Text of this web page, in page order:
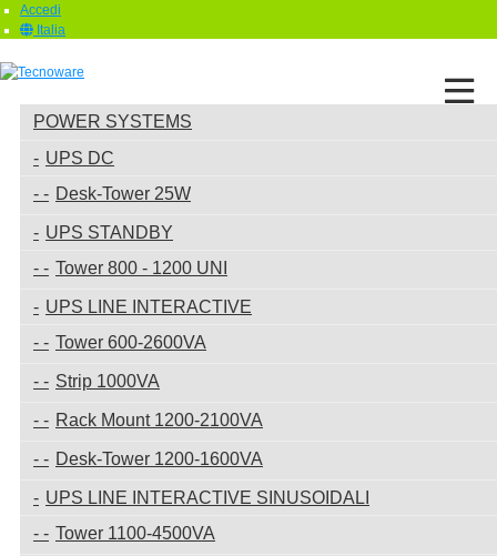
Accedi
Italia
POWER SYSTEMS
UPS DC
Desk-Tower 25W
UPS STANDBY
Tower 800 - 1200 UNI
UPS LINE INTERACTIVE
Tower 600-2600VA
Strip 1000VA
Rack Mount 1200-2100VA
Desk-Tower 1200-1600VA
UPS LINE INTERACTIVE SINUSOIDALI
Tower 1100-4500VA